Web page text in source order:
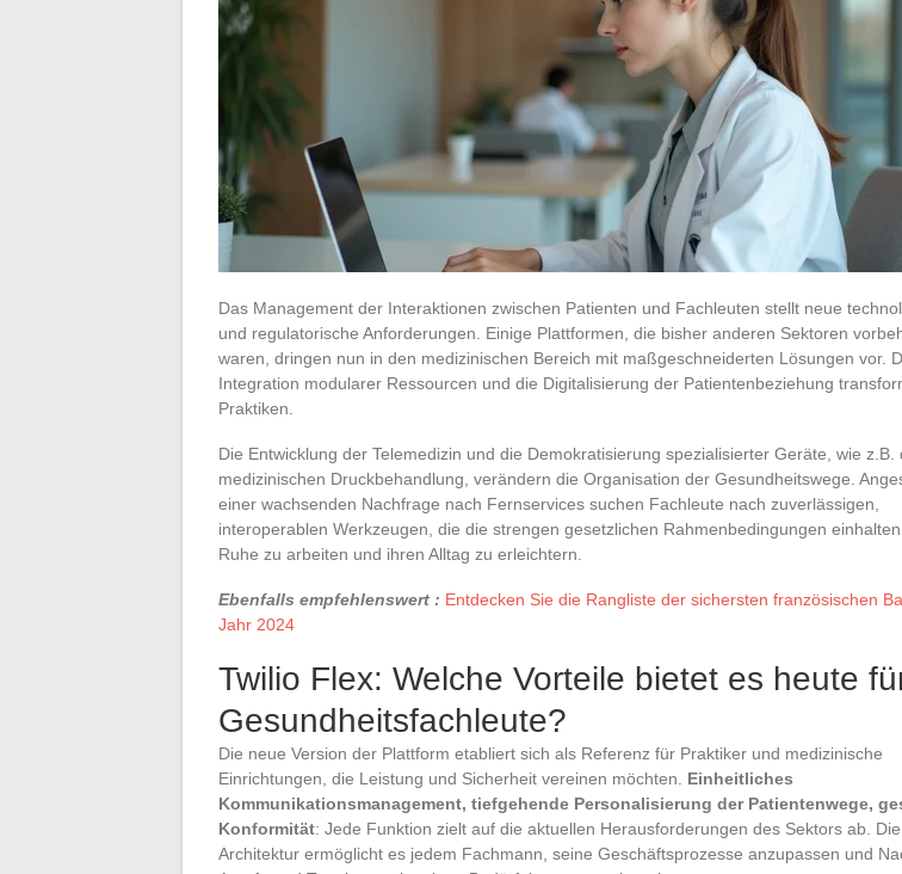
Das Management der Interaktionen zwischen Patienten und Fachleuten stellt neue
und regulatorische Anforderungen. Einige Plattformen, die bisher anderen Sektoren
waren, dringen nun in den medizinischen Bereich mit maßgeschneiderten Lösungen vor.
Integration modularer Ressourcen und die Digitalisierung der Patientenbeziehung
Praktiken.
Die Entwicklung der Telemedizin und die Demokratisierung spezialisierter Geräte, wie z.B.
medizinischen Druckbehandlung, verändern die Organisation der Gesundheitswege.
einer wachsenden Nachfrage nach Fernservices suchen Fachleute nach zuverlässigen,
interoperablen Werkzeugen, die die strengen gesetzlichen Rahmenbedingungen
Ruhe zu arbeiten und ihren Alltag zu erleichtern.
Ebenfalls empfehlenswert : Entdecken Sie die Rangliste der sichersten französischen
Jahr 2024
Twilio Flex: Welche Vorteile bietet es heute
Gesundheitsfachleute?
Die neue Version der Plattform etabliert sich als Referenz für Praktiker und medizinische
Einrichtungen, die Leistung und Sicherheit vereinen möchten. Einheitliches
Kommunikationsmanagement, tiefgehende Personalisierung der Patientenwege,
Konformität: Jede Funktion zielt auf die aktuellen Herausforderungen des Sektors ab.
Architektur ermöglicht es jedem Fachmann, seine Geschäftsprozesse anzupassen und